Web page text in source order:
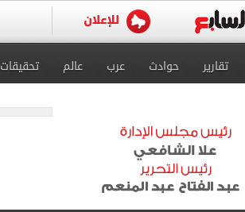
تقارير حوادث عرب عالم تحقيقات